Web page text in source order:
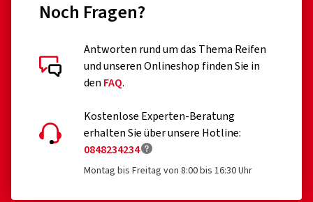
Noch Fragen?
Antworten rund um das Thema Reifen
und unseren Onlineshop finden Sie in
den FAQ.
Kostenlose Experten-Beratung
erhalten Sie über unsere Hotline:
0848234234
Montag bis Freitag von 8:00 bis 16:30 Uhr